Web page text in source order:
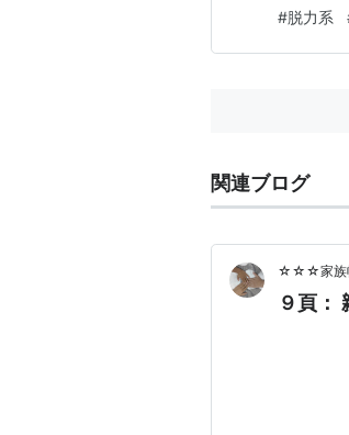
#脱力系
関連ブログ
☆☆☆家
９頁：